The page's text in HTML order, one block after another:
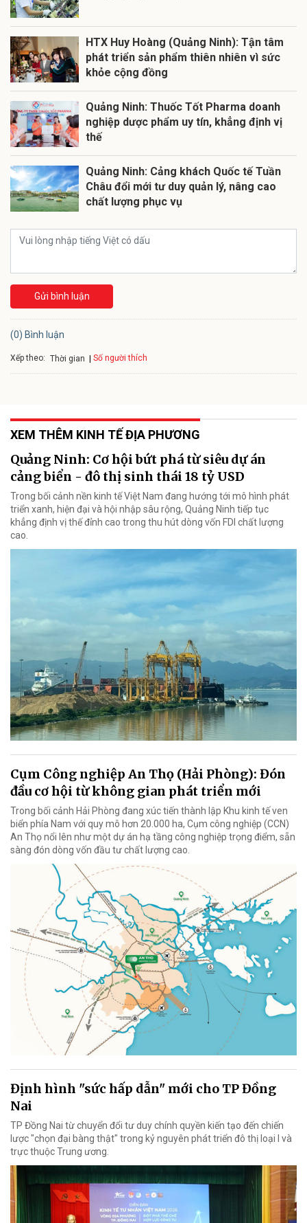
HTX Huy Hoàng (Quảng Ninh): Tận tâm
phát triển sản phẩm thiên nhiên vì sức
khỏe cộng đồng
Quảng Ninh: Thuốc Tốt Pharma doanh
nghiệp dược phẩm uy tín, khẳng định vị
thế
Quảng Ninh: Cảng khách Quốc tế Tuần
Châu đổi mới tư duy quản lý, nâng cao
chất lượng phục vụ
Gửi bình luận
(0) Bình luận
Xếp theo: Thời gian Số người thích
XEM THÊM KINH TẾ ĐỊA PHƯƠNG
Quảng Ninh: Cơ hội bứt phá từ siêu dự án
cảng biển - đô thị sinh thái 18 tỷ USD
Trong bối cảnh nền kinh tế Việt Nam đang hướng tới mô hình phát
triển xanh, hiện đại và hội nhập sâu rộng, Quảng Ninh tiếp tục
khẳng định vị thế đỉnh cao trong thu hút dòng vốn FDI chất lượng
cao.
Cụm Công nghiệp An Thọ (Hải Phòng): Đón
đầu cơ hội từ không gian phát triển mới
Trong bối cảnh Hải Phòng đang xúc tiến thành lập Khu kinh tế ven
biển phía Nam với quy mô hơn 20.000 ha, Cụm công nghiệp (CCN)
An Thọ nổi lên như một dự án hạ tầng công nghiệp trọng điểm, sẵn
sàng đón dòng vốn đầu tư chất lượng cao.
Định hình "sức hấp dẫn" mới cho TP Đồng
Nai
TP Đồng Nai từ chuyển đổi tư duy chính quyền kiến tạo đến chiến
lược "chọn đại bàng thật" trong kỷ nguyên phát triển đô thị loại I và
trực thuộc Trung ương.